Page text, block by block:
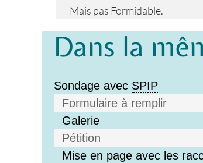
Mais pas Formidable.
Dans la
Sondage avec SPIP
Formulaire à remplir
Galerie
Pétition
Mise en page avec les